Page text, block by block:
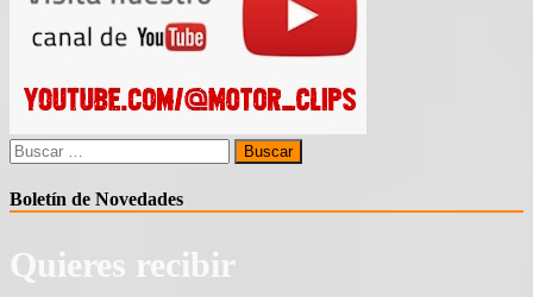
Buscar:
Boletín de Novedades
Quieres recibir